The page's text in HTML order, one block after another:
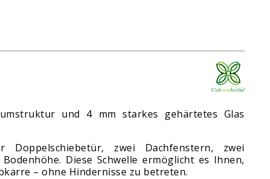
und 4 mm starkes gehärtetes Glas
Doppelschiebetür, zwei Dachfenstern, zwei
Diese Schwelle ermöglicht es Ihnen,
– ohne Hindernisse zu betreten.